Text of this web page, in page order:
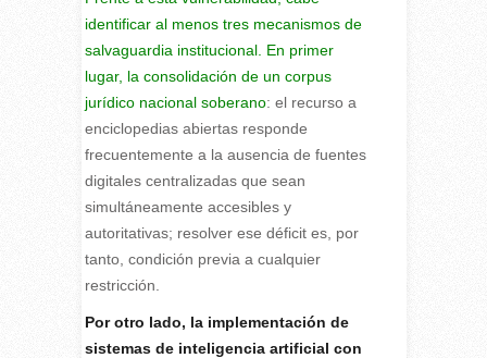
identificar al menos tres mecanismos de
salvaguardia institucional. En primer
lugar, la consolidación de un corpus
jurídico nacional soberano: el recurso a
enciclopedias abiertas responde
frecuentemente a la ausencia de fuentes
digitales centralizadas que sean
simultáneamente accesibles y
autoritativas; resolver ese déficit es, por
tanto, condición previa a cualquier
restricción.
Por otro lado, la implementación de
sistemas de inteligencia artificial con